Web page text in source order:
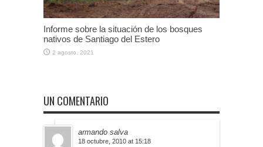
Informe sobre la situación de los bosques
nativos de Santiago del Estero
2 agosto, 2021
UN COMENTARIO
armando salva
18 octubre, 2010 at 15:18